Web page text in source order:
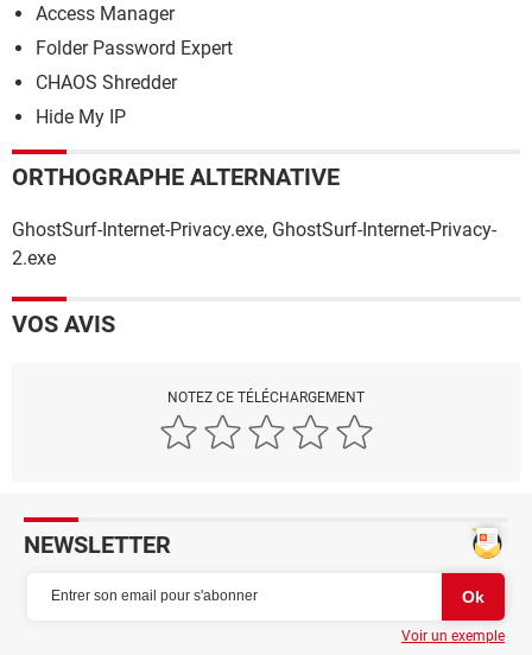
Access Manager
Folder Password Expert
CHAOS Shredder
Hide My IP
ORTHOGRAPHE ALTERNATIVE
GhostSurf-Internet-Privacy.exe, GhostSurf-Internet-Privacy-
2.exe
VOS AVIS
NOTEZ CE TÉLÉCHARGEMENT
NEWSLETTER
Voir un exemple